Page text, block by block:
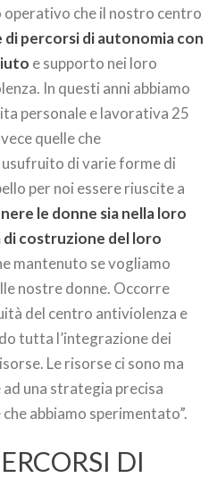
operativo che il nostro centro
percorsi di autonomia con
e supporto nei loro
In questi anni abbiamo
personale e lavorativa 25
quelle che
di varie forme di
per noi essere riuscite a
le donne sia nella loro
di costruzione del loro
mantenuto se vogliamo
nostre donne. Occorre
del centro antiviolenza e
tutta l’integrazione dei
Le risorse ci sono ma
una strategia precisa
abbiamo sperimentato”.
DI